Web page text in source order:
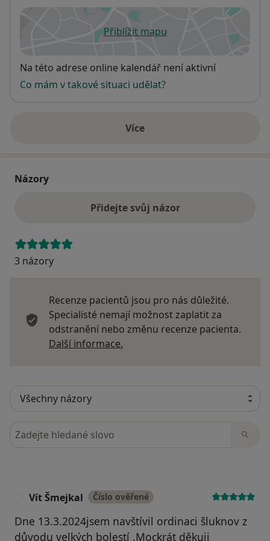
Přiblížit mapuse otevře v nové záložce
Dostupnost
Na této adrese online kalendář není aktivní
Co mám v takové situaci udělat?
Víceo adrese
Názory
Přidejte svůj názor
3 názory
Recenze pacientů jsou pro nás důležité.
Specialisté nemají možnost zaplatit za
odstranění nebo změnu recenze pacienta.
Další informace.
Hledejte v názorech
Vít Šmejkal Číslo ověřené
Dne 13.3.2024jsem navštívil ordinaci šluknov z
důvodu velkých bolestí .Mockrát děkuji